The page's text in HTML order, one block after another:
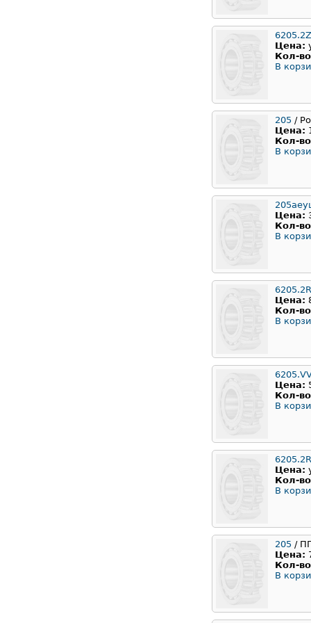
Цена:
Кол-
В
205 /
Цена:
Кол-
В
Цена:
Кол-
В
Цена:
Кол-
В
Цена:
Кол-
В
Цена:
Кол-
В
205 /
Цена:
Кол-
В